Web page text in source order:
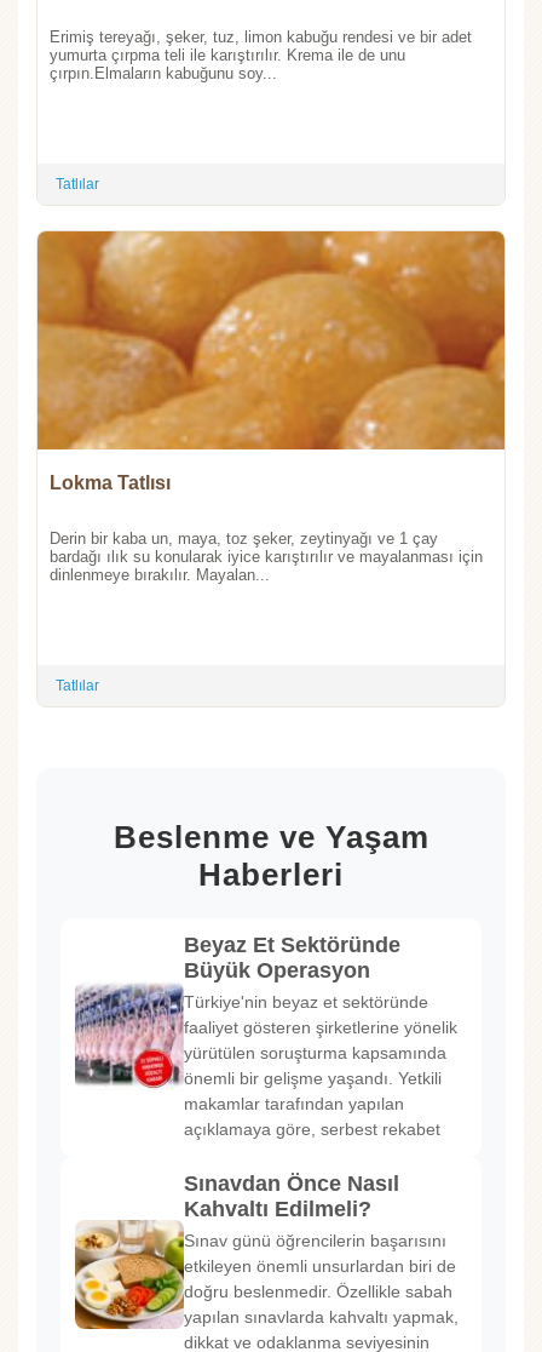
Erimiş tereyağı, şeker, tuz, limon kabuğu rendesi ve bir adet
yumurta çırpma teli ile karıştırılır. Krema ile de unu
çırpın.Elmaların kabuğunu soy...
Tatlılar
Lokma Tatlısı
Derin bir kaba un, maya, toz şeker, zeytinyağı ve 1 çay
bardağı ılık su konularak iyice karıştırılır ve mayalanması için
dinlenmeye bırakılır. Mayalan...
Tatlılar
Beslenme ve Yaşam
Haberleri
Beyaz Et Sektöründe
Büyük Operasyon
Türkiye'nin beyaz et sektöründe
faaliyet gösteren şirketlerine yönelik
yürütülen soruşturma kapsamında
önemli bir gelişme yaşandı. Yetkili
makamlar tarafından yapılan
açıklamaya göre, serbest rekabet
Sınavdan Önce Nasıl
Kahvaltı Edilmeli?
Sınav günü öğrencilerin başarısını
etkileyen önemli unsurlardan biri de
doğru beslenmedir. Özellikle sabah
yapılan sınavlarda kahvaltı yapmak,
dikkat ve odaklanma seviyesinin